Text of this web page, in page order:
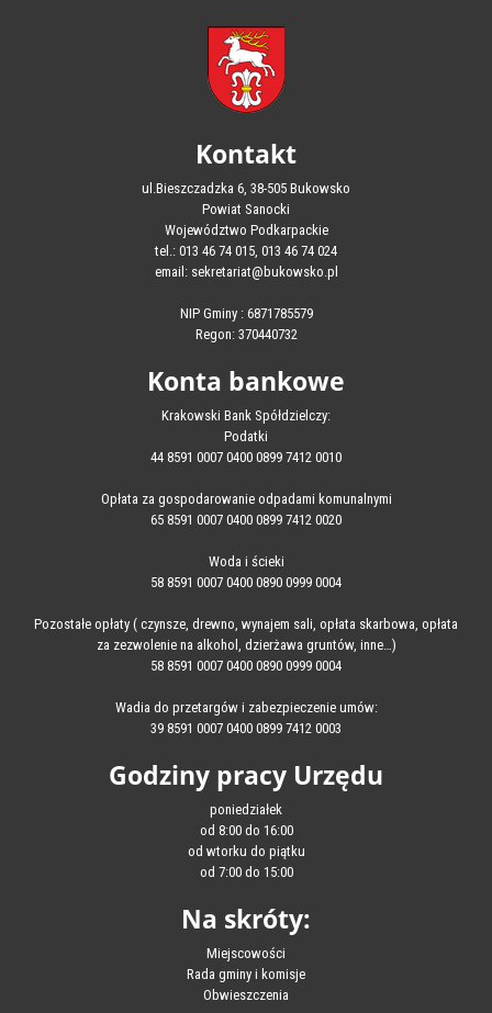
Kontakt
ul.Bieszczadzka 6, 38-505 Bukowsko
Powiat Sanocki
Województwo Podkarpackie
tel.: 013 46 74 015, 013 46 74 024
email: sekretariat@bukowsko.pl
NIP Gminy : 6871785579
Regon: 370440732
Konta bankowe
Krakowski Bank Spółdzielczy:
Podatki
44 8591 0007 0400 0899 7412 0010
Opłata za gospodarowanie odpadami komunalnymi
65 8591 0007 0400 0899 7412 0020
Woda i ścieki
58 8591 0007 0400 0890 0999 0004
Pozostałe opłaty ( czynsze, drewno, wynajem sali, opłata skarbowa, opłata
za zezwolenie na alkohol, dzierżawa gruntów, inne…)
58 8591 0007 0400 0890 0999 0004
Wadia do przetargów i zabezpieczenie umów:
39 8591 0007 0400 0899 7412 0003
Godziny pracy Urzędu
poniedziałek
od 8:00 do 16:00
od wtorku do piątku
od 7:00 do 15:00
Na skróty:
Miejscowości
Rada gminy i komisje
Obwieszczenia